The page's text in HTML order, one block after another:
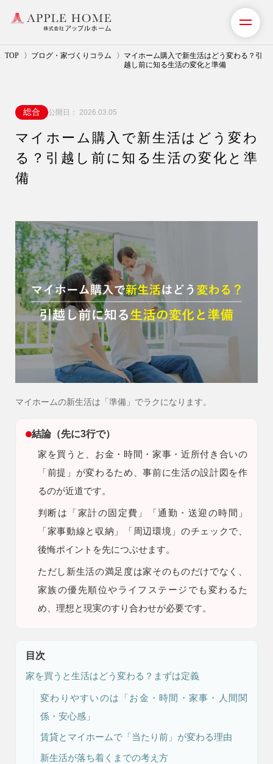
TOP ブログ・家づくりコラム
マイホーム購入で新生活はどう変わる？引
越し前に知る生活の変化と準備
総合 公開日： 2026.03.05
マイホーム購入で新生活はどう変わ
る？引越し前に知る生活の変化と準
備
マイホームの新生活は「準備」でラクになります。
結論（先に3行で）
家を買うと、お金・時間・家事・近所付き合いの
「前提」が変わるため、事前に生活の設計図を作
るのが近道です。
判断は「家計の固定費」「通勤・送迎の時間」
「家事動線と収納」「周辺環境」のチェックで、
後悔ポイントを先につぶせます。
ただし 新生活の満足度は家そのものだけでなく、
家族の優先順位やライフステージでも変わるた
め、理想と現実のすり合わせが必要です。
目次
家を買うと生活はどう変わる？まずは定義
変わりやすいのは「お金・時間・家事・人間関
係・安心感」
賃貸とマイホームで「当たり前」が変わる理由
新生活が落ち着くまでの考え方
事業紹介（注文住宅）
リフォーム・リノベーション
ショールーム・モデルハウス
施工事例・お客様の声
会社情報
会社概要
スタッフ紹介
お知らせ
営業時間 9時〜18時
（定休／水曜日）
0120-70-1212
リフォーム
0120-37-7611
アフターメンテナンス
04-2950-7171